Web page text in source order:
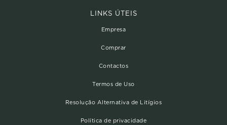
LINKS ÚTEIS
Empresa
Comprar
Contactos
Termos de Uso
Resolução Alternativa de Litígios
Política de privacidade